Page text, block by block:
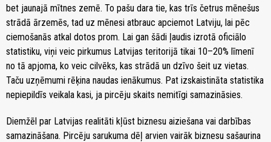
bet jaunajā mītnes zemē. To pašu dara tie, kas trīs četrus mēnešus
strādā ārzemēs, tad uz mēnesi atbrauc apciemot Latviju, lai pēc
ciemošanās atkal dotos prom. Lai gan šādi ļaudis izrotā oficiālo
statistiku, viņi veic pirkumus Latvijas teritorijā tikai 10–20% līmenī
no tā apjoma, ko veic cilvēks, kas strādā un dzīvo šeit uz vietas.
Taču uzņēmumi rēķina naudas ienākumus. Pat izskaistināta statistika
nepiepildīs veikala kasi, ja pircēju skaits nemitīgi samazināsies.
Diemžēl par Latvijas realitāti kļūst biznesu aiziešana vai darbības
samazināšana. Pircēju sarukuma dēļ arvien vairāk biznesu sašaurina